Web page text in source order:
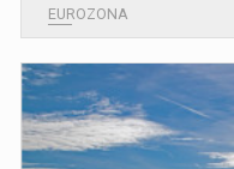
EUROZONA